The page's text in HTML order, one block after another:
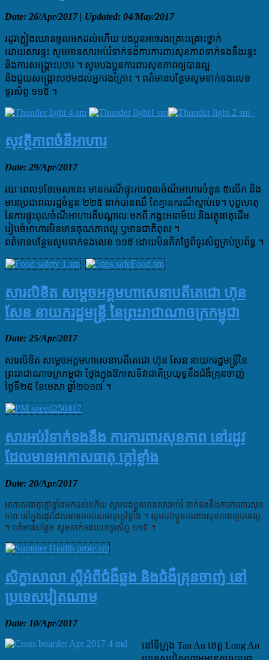
Date: 26/Apr/2017 | Updated: 04/May/2017
រដូវភ្លៀងឈានចូលមកដល់ហើយ បងប្អូនអាចរងគ្រោះគ្រោះថ្នាក់
ដោយសារន្ទះ សូមអានសារអប់រំទាក់ទងការការពារសុខភាពទាក់ទងនឹងរន្ទះ
និងការសង្គ្រោះបឋម ។ សូមបងប្អូនការពារសុខភាពឲ្យបានល្អ
និងជួយសង្គ្រោះបឋមដល់អ្នករងគ្រោះ ។ ពត៌មានបន្ថែមសូមទាក់ទងលេខ
ទូរស័ព្ទ ១១៥ ។
សុវត្ថិភាពចំនីអាហារ
Date: 29/Apr/2017
រយៈពេល១ខែមេសានេះ មានករណីផ្ទុះការពុលចំណីអាហារចំនួន ៥លើក និង
មានប្រជាពលរដ្ឋចំនួន ២២៥ នាក់បានឈឺ តែគ្មានករណីស្លាប់ទេ។ បុព្វហេតុ
នៃការផ្ទុះពុលចំណីអាហារគឺបណ្តាល មកពី កង្វះអនាម័យ និងវត្ថុធាតុដើម
រៀបចំអាហារមិនមានគុណភាពល្អ ឫមានជាតិពុល ។
ពត៌មានបន្ថែមសូមទាក់ទងលេខ ១១៥ ដោយមិនគិតថ្លៃពីទូរស័ព្ទគ្រប់ប្រព័ន្ធ ។
សារលិខិត សម្តេចអគ្គមហាសេនាបតីតេជោ ហ៊ុន
សែន នាយករដ្ឋមន្រ្តី នៃព្រះរាជាណាចក្រកម្ពុជា
Date: 25/Apr/2017
សារលិខិត សម្តេចអគ្គមហាសេនាបតីតេជោ ហ៊ុន សែន នាយករដ្ឋមន្រ្តីនៃ
ព្រះរាជាណាចក្រកម្ពុជា ថ្លែងក្នុងឱកាសទិវាជាតិប្រយុទ្ធនឹងជំងឺគ្រុនចាញ់
ថ្ងៃទី២៥ ខែមេសា ឆ្នាំ២០១៧ ។
សារអប់រំទាក់ទងនឹង ការការពារសុខភាព នៅរដូវ
ដែលមានអាកាសធាតុ ក្តៅខ្លាំង
Date: 20/Apr/2017
អាកាសធាតុក្តៅខ្លាំងមកដល់ហើយ សូមបងប្អូនអានសារអប់រំ ទាក់ទងនឹងការការពារសុខ
ភាព នៅក្នុងរដូវដែលមានអាកាសធាតុក្តៅខ្លាំង ។ សូមបងប្អូនការពារសុខភាពឲ្យបានល្អ
។ ពត៌មានបន្ថែម សូមទាក់ទងលេខទូរស័ព្ទ ១១៥ ។
សិក្ខាសាលា ស្តីអំពីជំងឺឆ្លង និងជំងឺគ្រុនចាញ់ នៅ
ប្រទេសវៀតណាម
Date: 10/Apr/2017
នៅទីក្រុង Tan An ខេត្ត Long An